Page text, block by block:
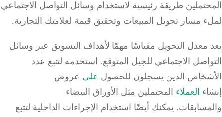
طريقة رئيسية لاستخدام وسائل التواصل الاجتماعي
مسار تحويل المبيعات وتحقيق قيمة لعلامتك التجارية.
معدل التحويل مقياسًا مهمًا لأهداف التسويق عبر وسائل
الاجتماعي للجيل المتوقع.استخدمه لتتبع عدد
الذين يسجلون للحصولعلىعروض
العملاءالمحتملين مثل الأوراق البيضاء
يمكنك أيضًا استخدام الإجراءات الداخلية لتتبع